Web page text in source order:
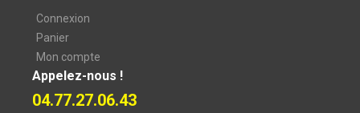
Connexion
Panier
Mon compte
Appelez-nous !
04.77.27.06.43